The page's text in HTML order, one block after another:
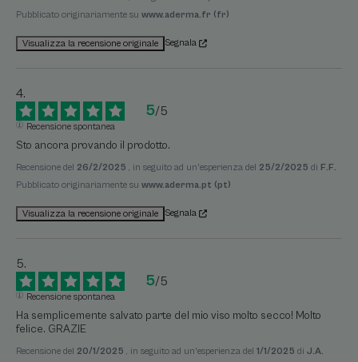
Pubblicato originariamente su www.aderma.fr (fr)
Visualizza la recensione originale Segnala
5/5
Recensione spontanea
Sto ancora provando il prodotto.
Recensione del 26/2/2025 , in seguito ad un'esperienza del 25/2/2025 di F.F.
Pubblicato originariamente su www.aderma.pt (pt)
Visualizza la recensione originale Segnala
5/5
Recensione spontanea
Ha semplicemente salvato parte del mio viso molto secco! Molto
felice. GRAZIE
Recensione del 20/1/2025 , in seguito ad un'esperienza del 1/1/2025 di J.A.